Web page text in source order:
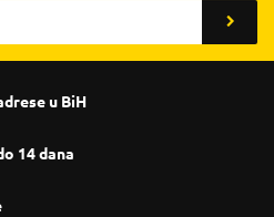
u BiH
14 dana